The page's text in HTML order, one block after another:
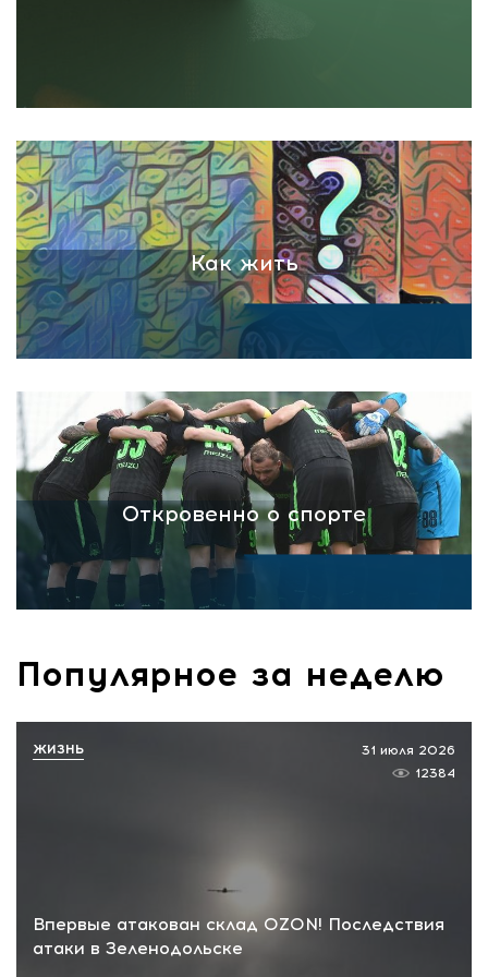
Как жить
Откровенно о спорте
Популярное за неделю
Впервые атакован склад OZON! Последствия
атаки в Зеленодольске
31 июля 2026
12384
ЖИЗНЬ